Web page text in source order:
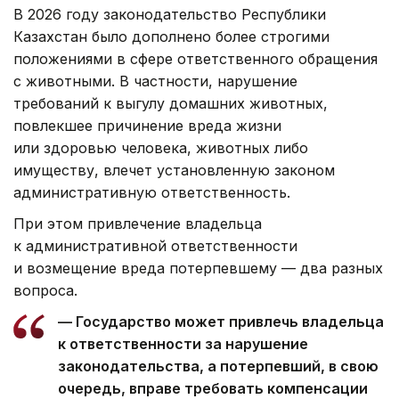
В 2026 году законодательство Республики
Казахстан было дополнено более строгими
положениями в сфере ответственного обращения
с животными. В частности, нарушение
требований к выгулу домашних животных,
повлекшее причинение вреда жизни
или здоровью человека, животных либо
имуществу, влечет установленную законом
административную ответственность.
При этом привлечение владельца
к административной ответственности
и возмещение вреда потерпевшему — два разных
вопроса.
— Государство может привлечь владельца
к ответственности за нарушение
законодательства, а потерпевший, в свою
очередь, вправе требовать компенсации